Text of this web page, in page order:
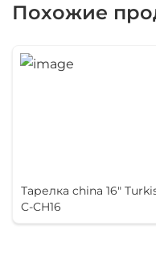
Похожие
Тарелка china 16"
C-CH16